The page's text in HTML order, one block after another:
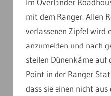
Im Overlander
mit dem Ranger. Allen
verlassenen Zipfel wird
anzumelden und nach
steilen Dünenkäme auf
Point in der Ranger
dass sie einen nicht aus